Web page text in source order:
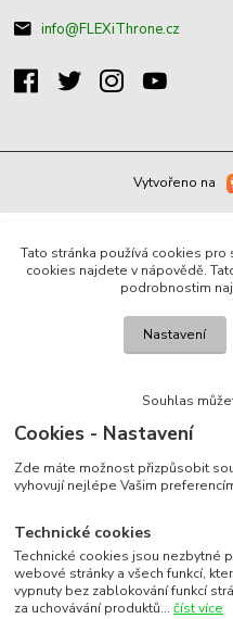
info@FLEXiThrone.cz
Vytvořeno na
Tato stránka používá cookies pro
cookies najdete v nápovědě.
podrobnostim
Nastavení
Souhlas
Cookies - Nastavení
Zde máte možnost přizpůsobit
vyhovují nejlépe Vašim
Technické cookies
Technické cookies jsou nezbytné
webové stránky a všech funkcí,
vypnuty bez zablokování funkcí
za uchovávání produktů...číst více